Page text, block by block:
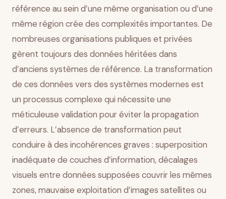
référence au sein d’une même organisation ou d’une
même région crée des complexités importantes. De
nombreuses organisations publiques et privées
gèrent toujours des données héritées dans
d’anciens systèmes de référence. La transformation
de ces données vers des systèmes modernes est
un processus complexe qui nécessite une
méticuleuse validation pour éviter la propagation
d’erreurs. L’absence de transformation peut
conduire à des incohérences graves : superposition
inadéquate de couches d’information, décalages
visuels entre données supposées couvrir les mêmes
zones, mauvaise exploitation d’images satellites ou